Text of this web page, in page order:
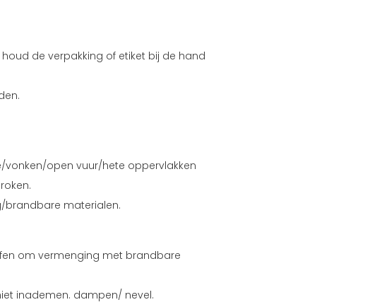
houd de verpakking of etiket bij de hand
vonken/open vuur/hete oppervlakken
brandbare materialen.
om vermenging met brandbare
inademen. dampen/ nevel.